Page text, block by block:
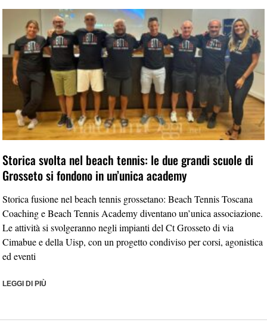
Storica svolta nel beach tennis: le due grandi scuole di
Grosseto si fondono in un’unica academy
Storica fusione nel beach tennis grossetano: Beach Tennis Toscana
Coaching e Beach Tennis Academy diventano un’unica associazione.
Le attività si svolgeranno negli impianti del Ct Grosseto di via
Cimabue e della Uisp, con un progetto condiviso per corsi, agonistica
ed eventi
LEGGI DI PIÙ